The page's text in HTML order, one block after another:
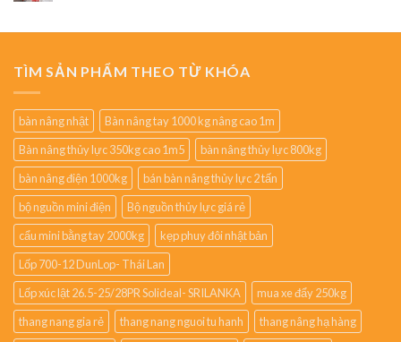
TÌM SẢN PHẨM THEO TỪ KHÓA
bàn nâng nhật
Bàn nâng tay 1000 kg nâng cao 1m
Bàn nâng thủy lực 350kg cao 1m5
bàn nâng thủy lực 800kg
bàn nâng điện 1000kg
bán bàn nâng thủy lực 2 tấn
bộ nguồn mini điện
Bộ nguồn thủy lực giá rẻ
cẩu mini bằng tay 2000kg
kẹp phuy đôi nhật bản
Lốp 700-12 DunLop- Thái Lan
Lốp xúc lật 26.5-25/28PR Solideal- SRILANKA
mua xe đẩy 250kg
thang nang gia rẻ
thang nang nguoi tu hanh
thang nâng hạ hàng